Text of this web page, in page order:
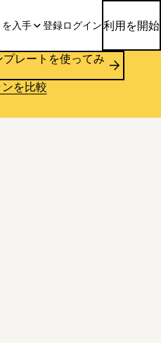
を入手 登録ログイン利用を開始
プレートを使ってみ
を比較